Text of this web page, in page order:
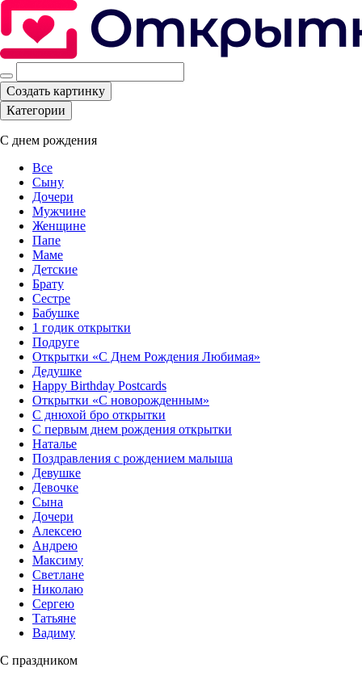
Создать картинку
Категории
С днем рождения
Все
Сыну
Дочери
Мужчине
Женщине
Папе
Маме
Детские
Брату
Сестре
Бабушке
1 годик открытки
Подруге
Открытки «С Днем Рождения Любимая»‎
Дедушке
Happy Birthday Postcards
Открытки «‎С новорожденным»
С днюхой бро открытки
С первым днем рождения открытки
Наталье
Поздравления с рождением малыша
Девушке
Девочке
Сына
Дочери
Алексею
Андрею
Максиму
Светлане
Николаю
Сергею
Татьяне
Вадиму
С праздником